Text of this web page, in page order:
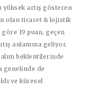
artış gösteren
olan ticaret & lojistik
19 puan, geçen
anlamına geliyor.
beklentilerinde
genelinde de
ve küresel